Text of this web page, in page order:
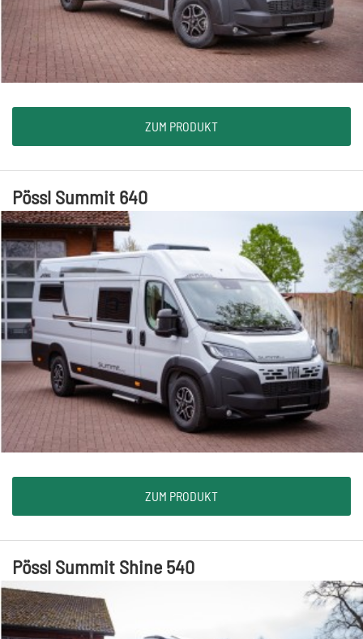
ZUM PRODUKT
Pössl Summit 640
ZUM PRODUKT
Pössl Summit Shine 540